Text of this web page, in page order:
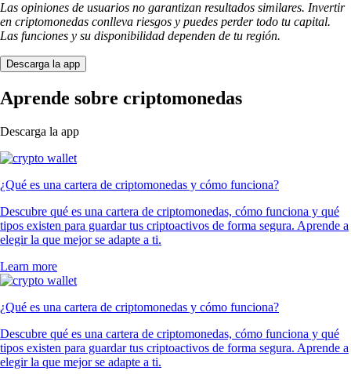
Las opiniones de usuarios no garantizan resultados similares. Invertir
en criptomonedas conlleva riesgos y puedes perder todo tu capital.
Las funciones y su disponibilidad dependen de tu región.
Descarga la app
Aprende sobre criptomonedas
Descarga la app
¿Qué es una cartera de criptomonedas y cómo funciona?
Descubre qué es una cartera de criptomonedas, cómo funciona y qué
tipos existen para guardar tus criptoactivos de forma segura. Aprende a
elegir la que mejor se adapte a ti.
Learn more
¿Qué es una cartera de criptomonedas y cómo funciona?
Descubre qué es una cartera de criptomonedas, cómo funciona y qué
tipos existen para guardar tus criptoactivos de forma segura. Aprende a
elegir la que mejor se adapte a ti.